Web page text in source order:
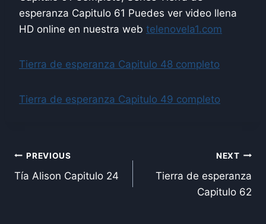
esperanza Capitulo 61 Puedes ver video llena
HD online en nuestra web telenovela1.com
Tierra de esperanza Capitulo 48 completo
Tierra de esperanza Capitulo 49 completo
Post
navigation
PREVIOUS
Tía Alison Capitulo 24
NEXT
Tierra de esperanza
Capitulo 62